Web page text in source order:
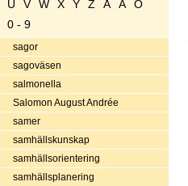
U
V W X Y Z Å Ä
Ö
0 - 9
sagor
sagoväsen
salmonella
Salomon August Andrée
samer
samhällskunskap
samhällsorientering
samhällsplanering